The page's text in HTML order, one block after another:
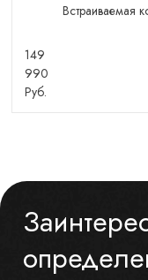
Встраиваемая
149
990
Руб.